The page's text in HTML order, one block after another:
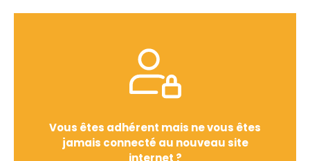
Vous êtes adhérent mais ne vous êtes
jamais connecté au nouveau site
internet ?